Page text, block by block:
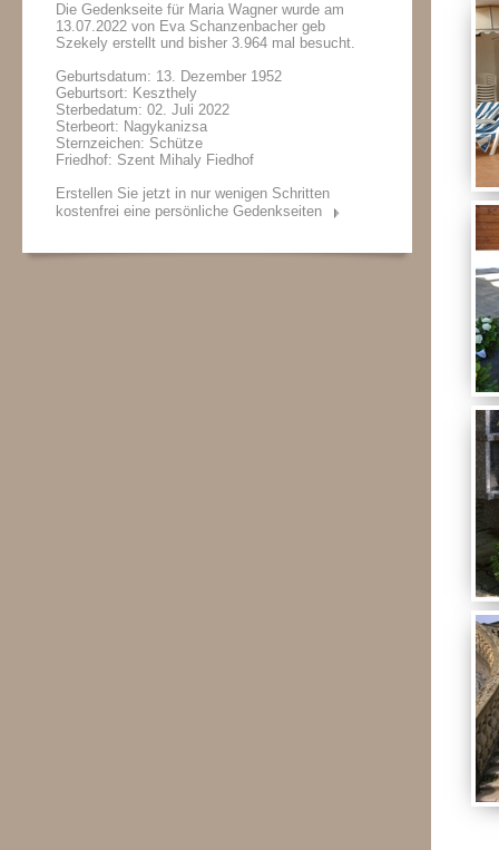
Die Gedenkseite für Maria Wagner wurde am
13.07.2022 von Eva Schanzenbacher geb
Szekely erstellt und bisher 3.964 mal besucht.
Geburtsdatum: 13. Dezember 1952
Geburtsort: Keszthely
Sterbedatum: 02. Juli 2022
Sterbeort: Nagykanizsa
Sternzeichen: Schütze
Friedhof: Szent Mihaly Fiedhof
Erstellen Sie jetzt in nur wenigen Schritten
kostenfrei eine persönliche Gedenkseiten